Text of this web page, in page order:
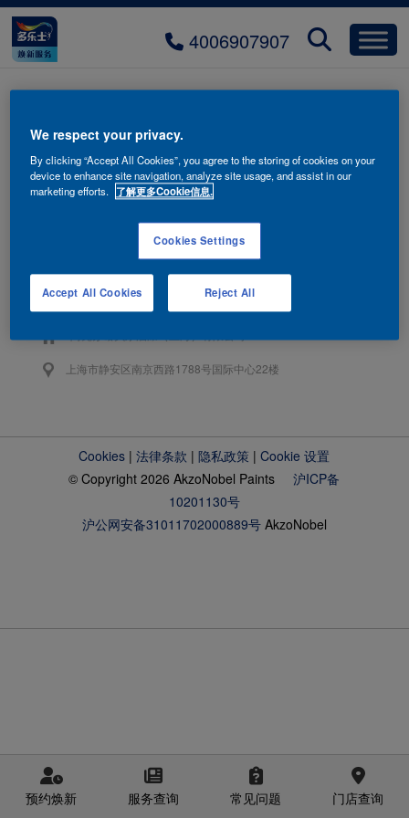
4006907907
icon_5
4006-907-907
上海市静安区南京西路1788号国际中心22楼
Cookies |法律条款 |隐私政策 |Cookie 设置
© Copyright 2026 AkzoNobel Paints沪ICP备
10201130号
沪公网安备31011702000889号 AkzoNobel
预约焕新 服务查询 常见问题 门店查询
We respect your privacy.
By clicking “Accept All Cookies”, you agree to the storing of cookies on your
device to enhance site navigation, analyze site usage, and assist in our
marketing efforts. 了解更多Cookie信息.
Cookies Settings
Reject All
Accept All Cookies